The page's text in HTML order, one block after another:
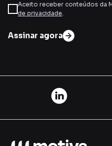
Aceito receber conteúdos da
de privacidade.
Assinar agora